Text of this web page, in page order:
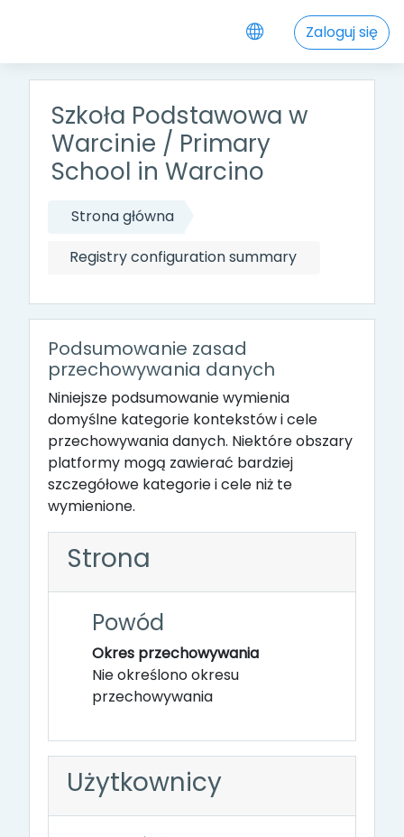
Zaloguj się
Szkoła Podstawowa w
Warcinie / Primary
School in Warcino
Strona główna
Registry configuration summary
Podsumowanie zasad
przechowywania danych
Niniejsze podsumowanie wymienia
domyślne kategorie kontekstów i cele
przechowywania danych. Niektóre obszary
platformy mogą zawierać bardziej
szczegółowe kategorie i cele niż te
wymienione.
Strona
Powód
Okres przechowywania
Nie określono okresu
przechowywania
Użytkownicy